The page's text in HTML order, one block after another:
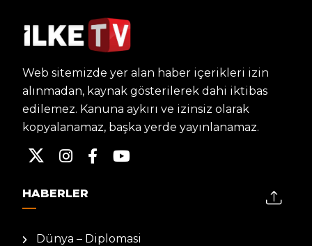
Web sitemizde yer alan haber içerikleri izin
alınmadan, kaynak gösterilerek dahi iktibas
edilemez. Kanuna aykırı ve izinsiz olarak
kopyalanamaz, başka yerde yayınlanamaz.
HABERLER
Dünya – Diplomasi